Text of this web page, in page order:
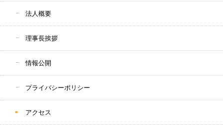
法人概要
理事長挨拶
情報公開
プライバシーポリシー
アクセス